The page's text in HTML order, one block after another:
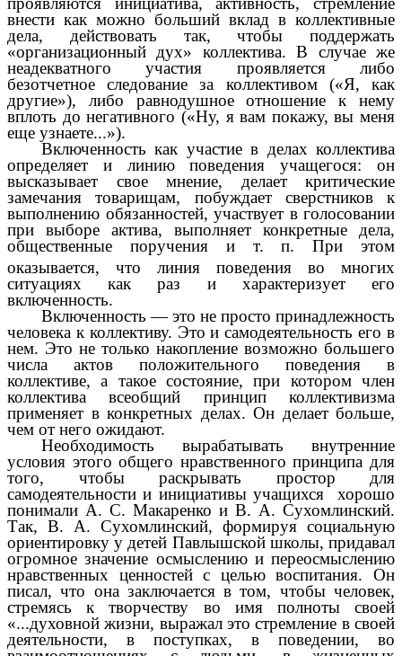
внести как можно больший вклад в коллективные
дела, действовать так, чтобы поддержать
«организационный дух» коллектива. В случае же
неадекватного участия проявляется либо
безотчетное следование за коллективом («Я, как
другие»), либо равнодушное отношение к нему
вплоть до негативного («Ну, я вам покажу, вы меня
еще узнаете...»).
Включенность как участие в делах коллектива
определяет и линию поведения учащегося: он
высказывает свое мнение, делает критические
замечания товарищам, побуждает сверстников к
выполнению обязанностей, участвует в голосовании
при выборе актива, выполняет конкретные дела,
общественные поручения и т. п. При этом
оказывается, что
линия поведения во многих
ситуациях как раз и характеризует его
включенность.
Включенность — это не просто принадлежность
человека к коллективу. Это и самодеятельность его в
нем. Это не только накопление возможно большего
числа актов положительного поведения в
коллективе, а такое состояние, при котором член
коллектива всеобщий принцип коллективизма
применяет в конкретных делах. Он делает больше,
чем от него ожидают.
Необходимость вырабатывать внутренние
условия этого общего нравственного принципа для
того, чтобы раскрывать простор для
самодеятельности и инициативы учащихся хорошо
понимали А. С. Макаренко и В. А. Сухомлинский.
Так, В. А. Сухомлинский, формируя социальную
ориентировку у детей Павлышской школы, придавал
огромное значение осмыслению и переосмыслению
нравственных ценностей с целью воспитания. Он
писал, что она заключается в том, чтобы человек,
стремясь к творчеству во имя полноты своей
«...духовной жизни, выражал это стремление в своей
деятельности, в поступках, в поведении, во